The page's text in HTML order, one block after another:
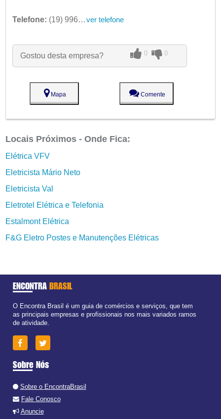
Telefone: (19) 99612-3799 ver telefone
Gostou desta empresa? 0 0
Mapa Comente
Locais Próximos - Onde Fica:
Elétrica VFV
Eletricista Mário Neto
Eletricista Val
Eletrotel Elétrica e Telefonia
Estalmont Elétrica
F&G Eletro Postes e Manutenções Elétricas
ENCONTRA BRASIL
O Encontra Brasil é um guia de comércios e serviços, que tem
as principais empresas e profissionais nos mais variados ramos
de atividade.
Sobre Nós
Sobre o EncontraBrasil
Fale Conosco
Anuncie